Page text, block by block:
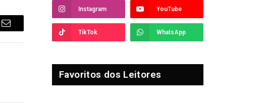
E-
Instagram YouTube
TikTok WhatsApp
Favoritos dos Leitores